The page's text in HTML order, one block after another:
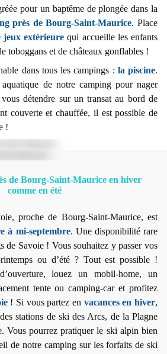
pour un baptême de plongée dans la
près de Bourg-Saint-Maurice. Place
jeux extérieurequi accueille les enfants
toboggans et de châteaux gonflables !
dans tous les campings : la piscine.
de notre camping pour nager
détendre sur un transat au bord de
couverte et chauffée, il est possible de
!
de Bourg-Saint-Maurice en hiver
comme en été
proche de Bourg-Saint-Maurice, est
à mi-septembre. Une disponibilité rare
de Savoie ! Vous souhaitez y passer vos
ou d’été ? Tout est possible !
louez un mobil-home, un
tente ou camping-car et profitez
! Si vous partez en vacances en hiver,
stations de ski des Arcs, de la Plagne
Vous pourrez pratiquer le ski alpin bien
de notre camping sur les forfaits de ski